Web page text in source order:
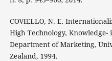
COVIELLO, N. E.
High Technology, Knowledge-
Department of Marketing,
Zealand, 1994.